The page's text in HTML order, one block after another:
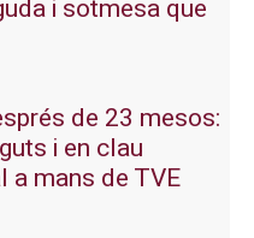
i sotmesa que
de 23 mesos:
i en clau
a mans de TVE